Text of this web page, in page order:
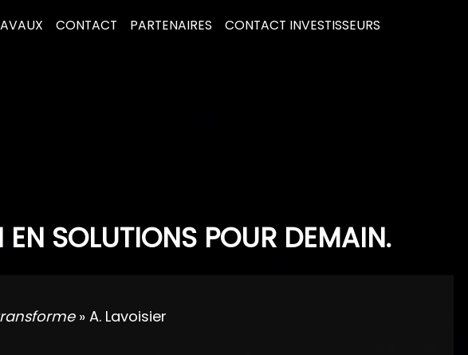
CONTACT PARTENAIRES CONTACT INVESTISSEURS
EN SOLUTIONS POUR DEMAIN.
» A. Lavoisier